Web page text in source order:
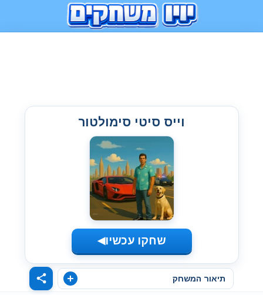
וייס סיטי סימולטור
שחקו עכשיו◀
תיאור המשחק